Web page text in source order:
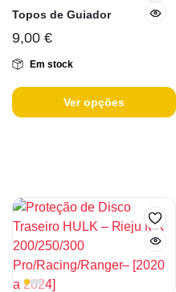
Topos de Guiador
9,00 €
Em stock
Ver opções